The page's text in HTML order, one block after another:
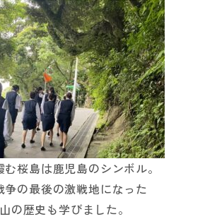
桜島は鹿児島のシンボル。
争の最後の激戦地になった
の歴史も学びました。